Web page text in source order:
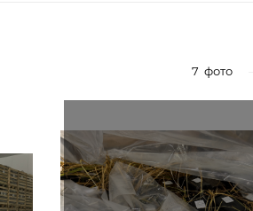
7 фото